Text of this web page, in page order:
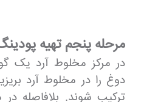
مرحله پنجم تهیه
در مرکز مخلوط آرد یک
دوغ را در مخلوط آرد
ترکیب شوند. بلافاصله در